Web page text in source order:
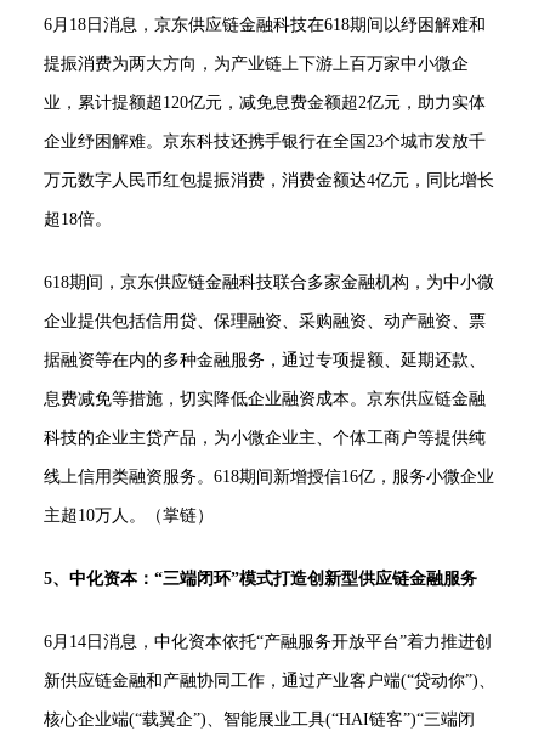
6月18日消息，京东供应链金融科技在618期间以纾困解难和
提振消费为两大方向，为产业链上下游上百万家中小微企
业，累计提额超120亿元，减免息费金额超2亿元，助力实体
企业纾困解难。京东科技还携手银行在全国23个城市发放千
万元数字人民币红包提振消费，消费金额达4亿元，同比增长
超18倍。
618期间，京东供应链金融科技联合多家金融机构，为中小微
企业提供包括信用贷、保理融资、采购融资、动产融资、票
据融资等在内的多种金融服务，通过专项提额、延期还款、
息费减免等措施，切实降低企业融资成本。京东供应链金融
科技的企业主贷产品，为小微企业主、个体工商户等提供纯
线上信用类融资服务。618期间新增授信16亿，服务小微企业
主超10万人。（掌链）
5、中化资本：“三端闭环”模式打造创新型供应链金融服务
6月14日消息，中化资本依托“产融服务开放平台”着力推进创
新供应链金融和产融协同工作，通过产业客户端(“贷动你”)、
核心企业端(“载翼企”)、智能展业工具(“HAI链客”)“三端闭